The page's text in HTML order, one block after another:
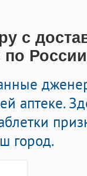
с
по России
аптеке.
город.